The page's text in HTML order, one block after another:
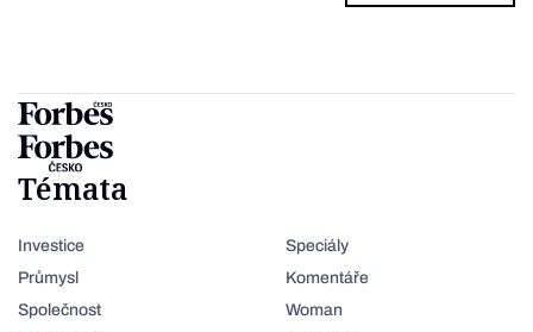
Témata
Investice
Průmysl
Společnost
Speciály
Komentáře
Woman